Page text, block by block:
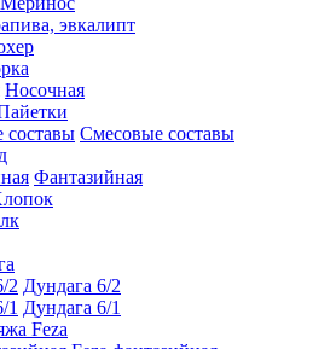
эвкалипт
Носочная
Смесовые составы
Фантазийная
Дундага 6/2
Дундага 6/1
Feza